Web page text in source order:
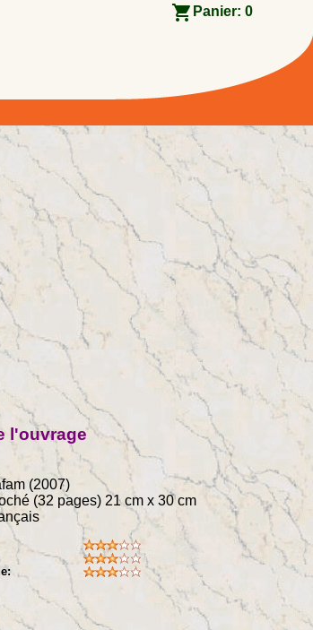
Panier: 0
l'ouvrage
(2007)
(32 pages) 21 cm x 30 cm